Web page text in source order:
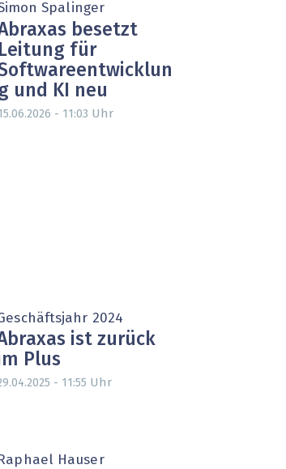
Intelligence
Spalinger
besetzt
Leitung für
g und KI neu
- 11:03 Uhr
2024
ist zurück
Plus
- 11:55 Uhr
Raphael Hauser